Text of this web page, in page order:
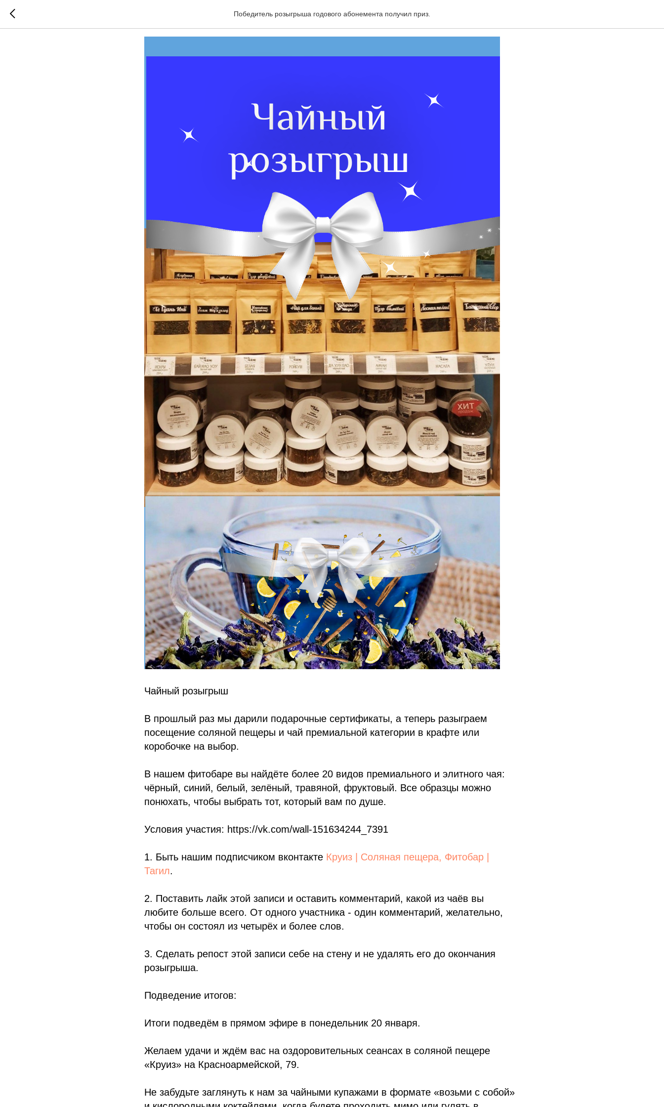
Победитель розыгрыша годового абонемента получил приз.
Чайный розыгрыш 2025
Чайный розыгрыш
В прошлый раз мы дарили подарочные сертификаты, а теперь разыграем
посещение соляной пещеры и чай премиальной категории в крафте или
коробочке на выбор.
В нашем фитобаре вы найдёте более 20 видов премиального и элитного чая:
чёрный, синий, белый, зелёный, травяной, фруктовый. Все образцы можно
понюхать, чтобы выбрать тот, который вам по душе.
Условия участия: https://vk.com/wall-151634244_7391
1. Быть нашим подписчиком вконтакте Круиз | Соляная пещера, Фитобар |
Тагил.
2. Поставить лайк этой записи и оставить комментарий, какой из чаёв вы
любите больше всего. От одного участника - один комментарий, желательно,
чтобы он состоял из четырёх и более слов.
3. Сделать репост этой записи себе на стену и не удалять его до окончания
розыгрыша.
Подведение итогов:
Итоги подведём в прямом эфире в понедельник 20 января.
Желаем удачи и ждём вас на оздоровительных сеансах в соляной пещере
«Круиз» на Красноармейской, 79.
Не забудьте заглянуть к нам за чайными купажами в формате «возьми с собой»